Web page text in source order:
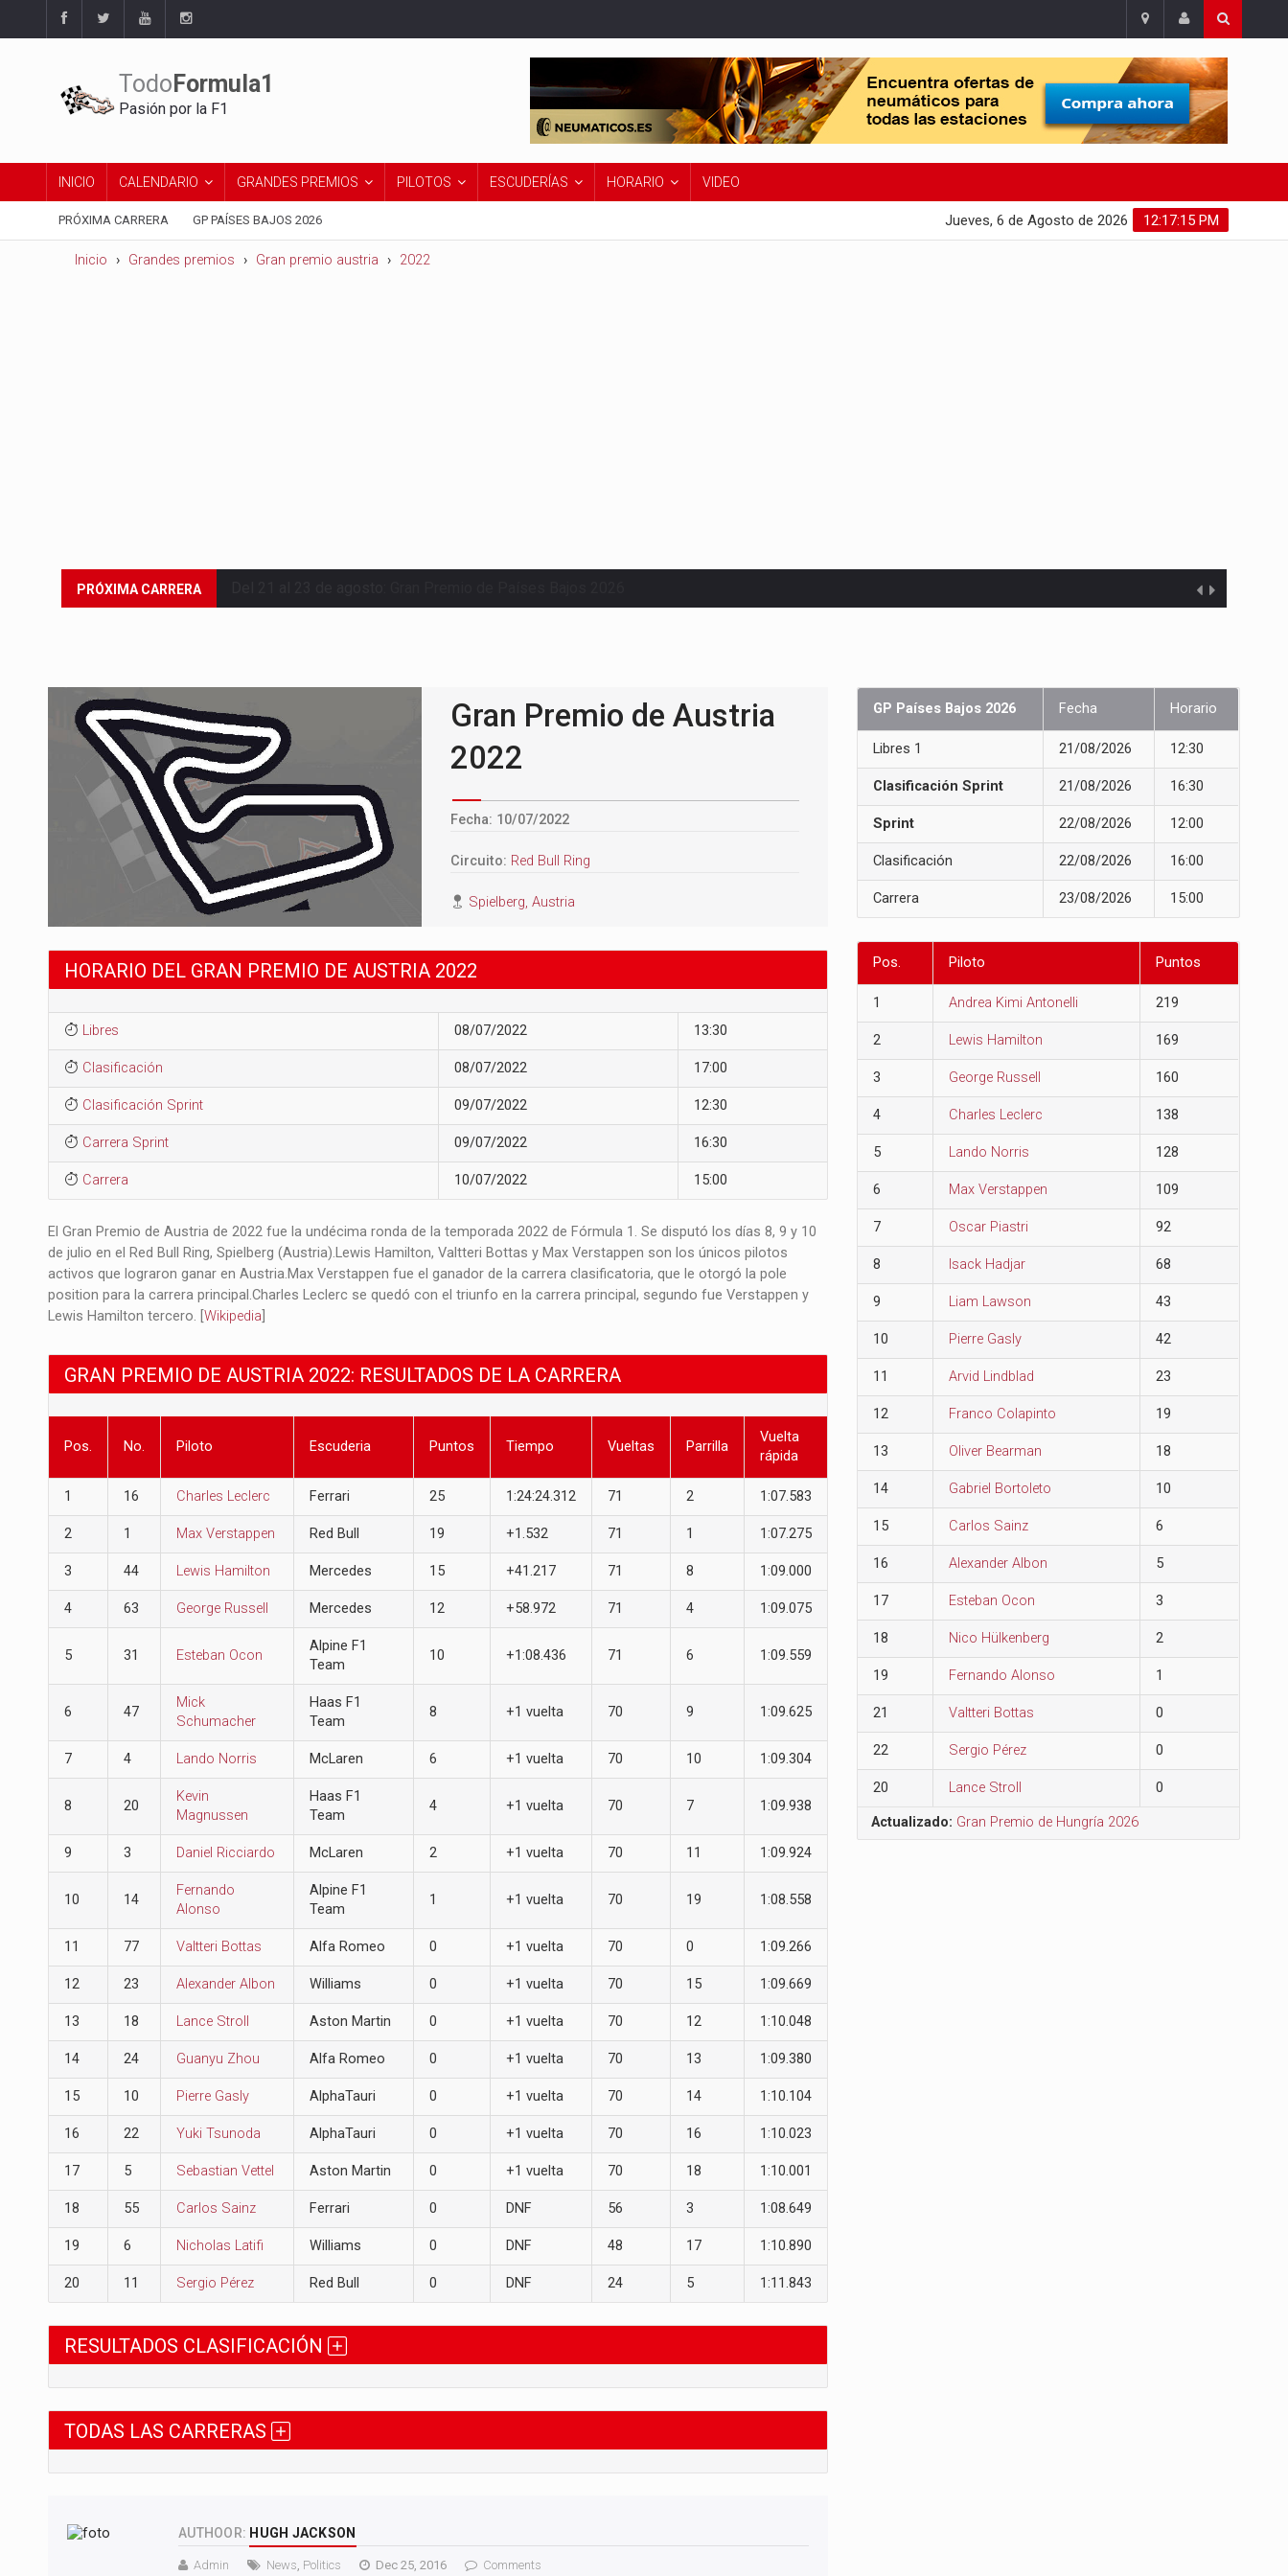
Todo Formula1
Pasión por la F1
INICIO CALENDARIO GRANDES PREMIOS PILOTOS ESCUDERÍAS HORARIO VIDEO
PRÓXIMA CARRERA GP PAÍSES BAJOS 2026 12:17:16 PM
Jueves, 6 de Agosto de 2026
Inicio Grandes premios Gran premio austria 2022
PRÓXIMA CARRERA
Gran Premio de Austria
2022
Fecha: 10/07/2022
Circuito: Red Bull Ring
Spielberg, Austria
HORARIO DEL GRAN PREMIO DE AUSTRIA 2022
Libres 08/07/2022 13:30
Clasificación 08/07/2022 17:00
Clasificación Sprint 09/07/2022 12:30
Carrera Sprint 09/07/2022 16:30
Carrera 10/07/2022 15:00
El Gran Premio de Austria de 2022 fue la undécima ronda de la temporada 2022 de Fórmula 1. Se disputó los días 8, 9 y 10
de julio en el Red Bull Ring, Spielberg (Austria).​ Lewis Hamilton, Valtteri Bottas y Max Verstappen son los únicos pilotos
activos que lograron ganar en Austria.​ Max Verstappen fue el ganador de la carrera clasificatoria, que le otorgó la pole
position para la carrera principal.​ Charles Leclerc se quedó con el triunfo en la carrera principal, segundo fue Verstappen y
Lewis Hamilton tercero.​ [ Wikipedia
GRAN PREMIO DE AUSTRIA 2022: RESULTADOS DE LA CARRERA
Pos. No. Piloto Escuderia Puntos Tiempo Vueltas Parrilla
Vuelta
rápida
1 16 Charles Leclerc Ferrari 25 1:24:24.312 71 2 1:07.583
2 1 Max Verstappen Red Bull 19 +1.532 71 1 1:07.275
3 44 Lewis Hamilton Mercedes 15 +41.217 71 8 1:09.000
4 63 George Russell Mercedes 12 +58.972 71 4 1:09.075
5 31 Esteban Ocon
Alpine F1
Team
10 +1:08.436 71 6 1:09.559
6 47
Mick
Schumacher
Haas F1
Team
8 +1 vuelta 70 9 1:09.625
7 4 Lando Norris McLaren 6 +1 vuelta 70 10 1:09.304
8 20
Kevin
Magnussen
Haas F1
Team
4 +1 vuelta 70 7 1:09.938
9 3 Daniel Ricciardo McLaren 2 +1 vuelta 70 11 1:09.924
10 14
Fernando
Alonso
Alpine F1
Team
1 +1 vuelta 70 19 1:08.558
11 77 Valtteri Bottas Alfa Romeo 0 +1 vuelta 70 0 1:09.266
12 23 Alexander Albon Williams 0 +1 vuelta 70 15 1:09.669
13 18 Lance Stroll Aston Martin 0 +1 vuelta 70 12 1:10.048
14 24 Guanyu Zhou Alfa Romeo 0 +1 vuelta 70 13 1:09.380
15 10 Pierre Gasly AlphaTauri 0 +1 vuelta 70 14 1:10.104
16 22 Yuki Tsunoda AlphaTauri 0 +1 vuelta 70 16 1:10.023
17 5 Sebastian Vettel Aston Martin 0 +1 vuelta 70 18 1:10.001
18 55 Carlos Sainz Ferrari 0 DNF 56 3 1:08.649
19 6 Nicholas Latifi Williams 0 DNF 48 17 1:10.890
20 11 Sergio Pérez Red Bull 0 DNF 24 5 1:11.843
RESULTADOS CLASIFICACIÓN
TODAS LAS CARRERAS
AUTHOOR: HUGH JACKSON
Admin News, Politics Dec 25, 2016 Comments
GP Países Bajos 2026 Fecha Horario
Libres 1 21/08/2026 12:30
Clasificación Sprint 21/08/2026 16:30
Sprint 22/08/2026 12:00
Clasificación 22/08/2026 16:00
Carrera 23/08/2026 15:00
Pos. Piloto Puntos
1 Andrea Kimi Antonelli 219
2 Lewis Hamilton 169
3 George Russell 160
4 Charles Leclerc 138
5 Lando Norris 128
6 Max Verstappen 109
7 Oscar Piastri 92
8 Isack Hadjar 68
9 Liam Lawson 43
10 Pierre Gasly 42
11 Arvid Lindblad 23
12 Franco Colapinto 19
13 Oliver Bearman 18
14 Gabriel Bortoleto 10
15 Carlos Sainz 6
16 Alexander Albon 5
17 Esteban Ocon 3
18 Nico Hülkenberg 2
19 Fernando Alonso 1
21 Valtteri Bottas 0
22 Sergio Pérez 0
20 Lance Stroll 0
Actualizado: Gran Premio de Hungría 2026